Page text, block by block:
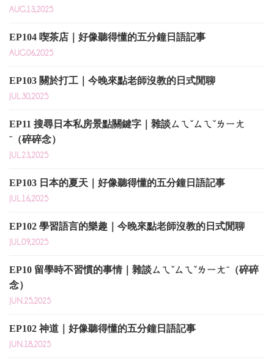
AUG.13,2025
EP104 喫茶店｜好像聽得懂的五分鐘日語記事
AUG.06,2025
EP103 關於打工｜今晚來點老師沒教的日式閒聊
JUL.30,2025
EP11 搜尋日本私房景點關鍵字｜雜談ㄙㄟˇㄙㄟˇㄌㄧㄤ
ˉ（碎碎念）
JUL.23,2025
EP103 日本的夏天｜好像聽得懂的五分鐘日語記事
JUL.16,2025
EP102 學習語言的樂趣｜今晚來點老師沒教的日式閒聊
JUL.09,2025
EP10 留學時不習慣的事情｜雜談ㄙㄟˇㄙㄟˇㄌㄧㄤˉ（碎碎
念）
JUN.25,2025
EP102 神道｜好像聽得懂的五分鐘日語記事
JUN.18,2025